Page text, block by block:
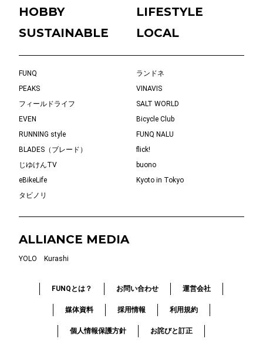
HOBBY
LIFESTYLE
SUSTAINABLE
LOCAL
FUNQ
ランドネ
PEAKS
VINAVIS
フィールドライフ
SALT WORLD
EVEN
Bicycle Club
RUNNING style
FUNQ NALU
BLADES（ブレード）
flick!
じゆけんTV
buono
eBikeLife
Kyoto in Tokyo
タビノリ
ALLIANCE MEDIA
YOLO Kurashi
FUNQとは？ お問い合わせ 運営会社
媒体資料 採用情報 利用規約
個人情報保護方針 お詫びと訂正